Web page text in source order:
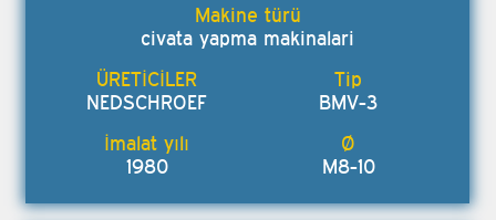
civata yapma makinalari
NEDSCHROEF BMV-3
1980 M8-10